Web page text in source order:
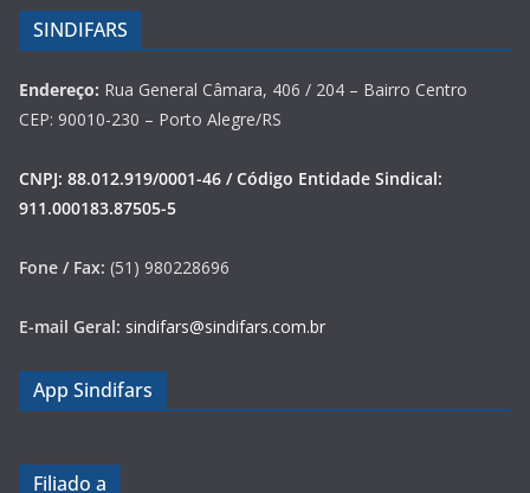
SINDIFARS
Endereço: Rua General Câmara, 406 / 204 – Bairro Centro
CEP: 90010-230 – Porto Alegre/RS
CNPJ: 88.012.919/0001-46 / Código Entidade Sindical:
911.000183.87505-5
Fone / Fax: (51) 980228696
E-mail Geral: sindifars@sindifars.com.br
App Sindifars
Filiado a